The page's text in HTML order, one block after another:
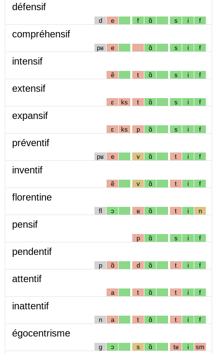
défensif
d e f ɑ̃ s i f
compréhensif
pʁ e ɑ̃ s i f
intensif
ẽ t ɑ̃ s i f
extensif
ɛ ks t ɑ̃ s i f
expansif
ɛ ks p ɑ̃ s i f
préventif
pʁ e v ɑ̃ t i f
inventif
ẽ v ɑ̃ t i f
florentine
fl ɔ ʁ ɑ̃ t i n
pensif
p ɑ̃ s i f
pendentif
p ɑ̃ d ɑ̃ t i f
attentif
a t ɑ̃ t i f
inattentif
n a t ɑ̃ t i f
égocentrisme
g ɔ s ɑ̃ tʁ i sm